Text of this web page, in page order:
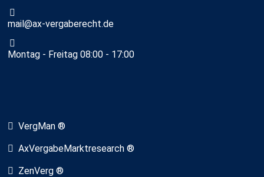
mail@ax-vergaberecht.de
Montag - Freitag 08:00 - 17:00
VergMan ®
AxVergabeMarktresearch ®
ZenVerg ®